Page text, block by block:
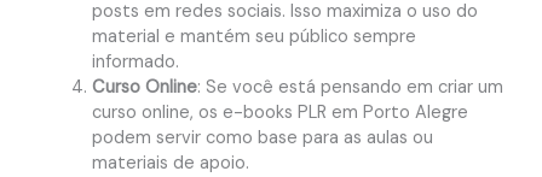
posts em redes sociais. Isso maximiza o uso do
material e mantém seu público sempre
informado.
Curso Online: Se você está pensando em criar um
curso online, os e-books PLR em Porto Alegre
podem servir como base para as aulas ou
materiais de apoio.